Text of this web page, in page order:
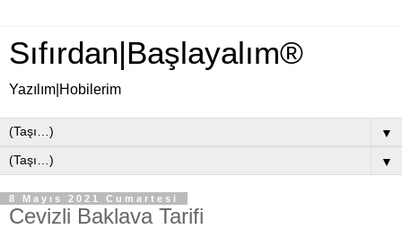
Sıfırdan|Başlayalım®
Yazılım|Hobilerim
▼
▼
8 Mayıs 2021 Cumartesi
Cevizli Baklava Tarifi